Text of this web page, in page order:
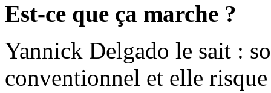
Est-ce que ça marche ?
Yannick Delgado le sait :
conventionnel et elle